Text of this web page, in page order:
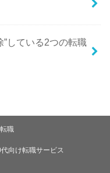
”している2つの転職
職
代向け転職サービス